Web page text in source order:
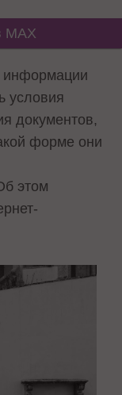
MAX
информации
условия
документов,
форме они
этом